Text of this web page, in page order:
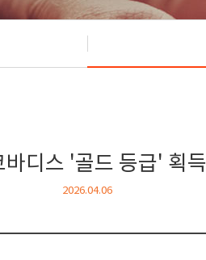
바디스 '골드 등급' 획득
2026.04.06